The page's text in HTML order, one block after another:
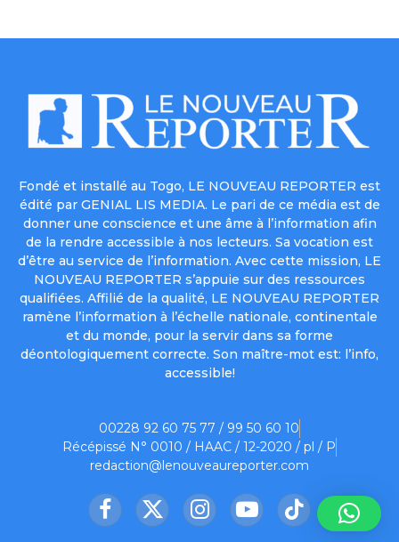
Fondé et installé au Togo, LE NOUVEAU REPORTER est
édité par GENIAL LIS MEDIA. Le pari de ce média est de
donner une conscience et une âme à l’information afin
de la rendre accessible à nos lecteurs. Sa vocation est
d’être au service de l’information. Avec cette mission, LE
NOUVEAU REPORTER s’appuie sur des ressources
qualifiées. Affilié de la qualité, LE NOUVEAU REPORTER
ramène l’information à l’échelle nationale, continentale
et du monde, pour la servir dans sa forme
déontologiquement correcte. Son maître-mot est: l’info,
accessible!
00228 92 60 75 77 / 99 50 60 10
Récépissé N° 0010 / HAAC / 12-2020 / pl / P
redaction@lenouveaureporter.com
Facebook
X
InstagramYouTubeTikTok